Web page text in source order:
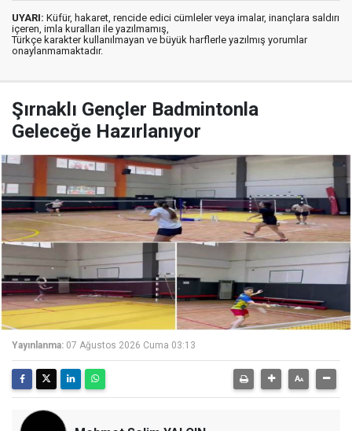
UYARI: Küfür, hakaret, rencide edici cümleler veya imalar, inançlara saldırı
içeren, imla kuralları ile yazılmamış,
Türkçe karakter kullanılmayan ve büyük harflerle yazılmış yorumlar
onaylanmamaktadır.
Şırnaklı Gençler Badmintonla
Geleceğe Hazırlanıyor
Yayınlanma: 07 Ağustos 2026 Cuma 03:13